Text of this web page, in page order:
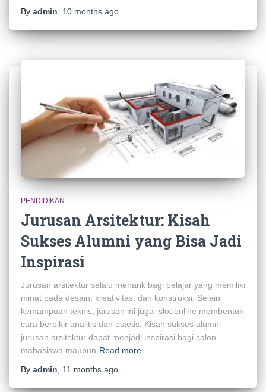
By admin 10 months ago
PENDIDIKAN
Jurusan Arsitektur: Kisah
Sukses Alumni yang Bisa Jadi
Inspirasi
Jurusan arsitektur selalu menarik bagi pelajar yang memiliki
minat pada desain, kreativitas, dan konstruksi. Selain
kemampuan teknis, jurusan ini juga slot online membentuk
cara berpikir analitis dan estetis. Kisah sukses alumni
jurusan arsitektur dapat menjadi inspirasi bagi calon
mahasiswa maupun Read more…
By admin, 11 months ago